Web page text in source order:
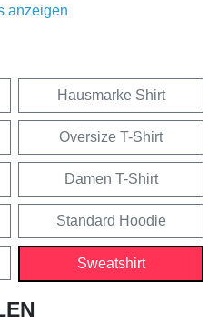
anzeigen
Hausmarke Shirt
Oversize T-Shirt
Damen T-Shirt
Standard Hoodie
Sweatshirt